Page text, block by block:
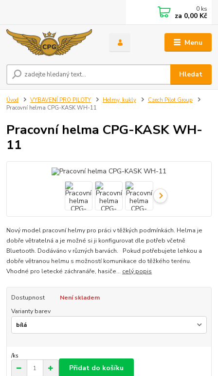
Menu
Hledat
0 ks
za 0,00 Kč
Úvod VYBAVENÍ PRO PILOTY Helmy, kukly
Czech Pilot Group
Pracovní helma CPG-KASK WH-11
Pracovní helma CPG-KASK WH-
11
Nový model pracovní helmy pro práci v těžkých podmínkách. Helma je
dobře větratelná a je možné si ji konfigurovat dle potřeb včetně
Bluetooth. Dodáváno v různých barvách. Pokud potřebujete lehkou a
dobře větranou helmu s možností komunikace do těžkého terénu.
Vhodné pro letecké záchranáře, hasiče... celý popis
Dostupnost
Není skladem
Varianty barev
/ks
Přidat do košíku